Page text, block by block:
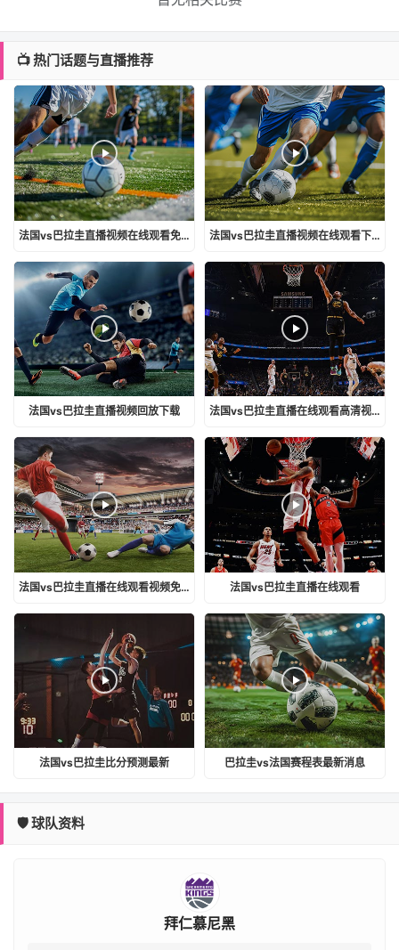
📺 热门话题与直播推荐
法国vs巴拉圭直播视频在线观看免费 法国vs巴拉圭直播视频在线观看下载
法国vs巴拉圭直播视频回放下载 法国vs巴拉圭直播在线观看高清视频
法国vs巴拉圭直播在线观看视频免费 法国vs巴拉圭直播在线观看
法国vs巴拉圭比分预测最新 巴拉圭vs法国赛程表最新消息
🛡️ 球队资料
拜仁慕尼黑